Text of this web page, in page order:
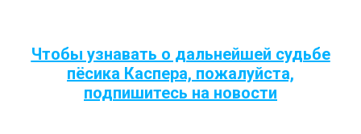
Чтобы узнавать о дальнейшей судьбе
пёсика Каспера, пожалуйста,
подпишитесь на новости